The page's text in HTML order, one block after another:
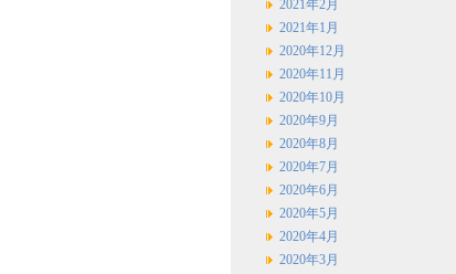
2021年2月
2021年1月
2020年12月
2020年11月
2020年10月
2020年9月
2020年8月
2020年7月
2020年6月
2020年5月
2020年4月
2020年3月